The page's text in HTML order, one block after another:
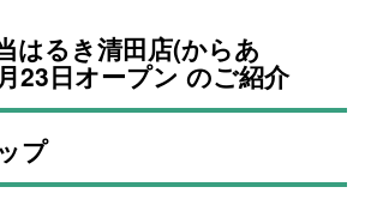
はるき清田店(からあ
23日オープン のご紹介
プ